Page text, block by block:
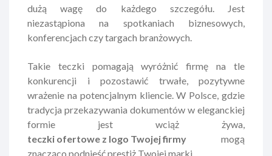
dużą wagę do każdego szczegółu. Jest
niezastąpiona na spotkaniach biznesowych,
konferencjach czy targach branżowych.
Takie teczki pomagają wyróżnić firmę na tle
konkurencji i pozostawić trwałe, pozytywne
wrażenie na potencjalnym kliencie. W Polsce, gdzie
tradycja przekazywania dokumentów w eleganckiej
formie jest wciąż żywa,
teczki ofertowe z logo Twojej firmy mogą
znacząco podnieść prestiż Twojej marki.